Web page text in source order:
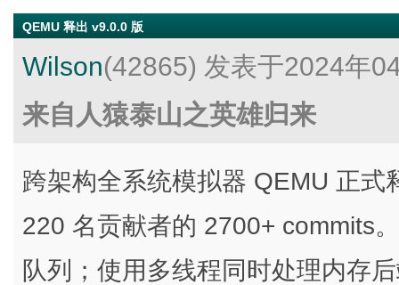
QEMU 释出 v9.0.0 版
Wilson(42865) 发表于2024年
来自人猿泰山之英雄归来
跨架构全系统模拟器 QEMU 正
220 名贡献者的 2700+ commits
队列；使用多线程同时处理内存